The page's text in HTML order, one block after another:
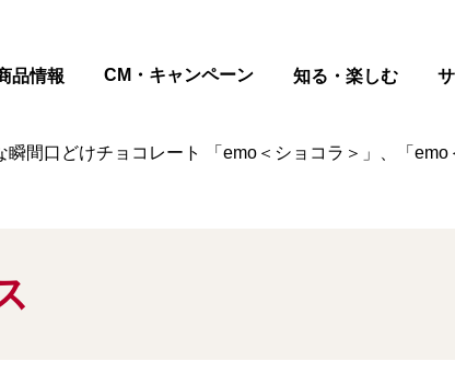
品情報 CM・キャンペーン 知る・楽しむ
間口どけチョコレート 「emo＜ショコラ＞」、「